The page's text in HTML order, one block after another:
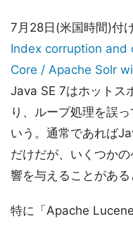
7月28日(米国時間)付
Index corruption and
Core / Apache Solr
Java SE 7はホットス
り、ループ処理を誤
いう。通常であれば
だけだが、いくつか
響を与えることがある
特に「Apache